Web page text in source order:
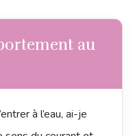
au
à l’eau, ai-je